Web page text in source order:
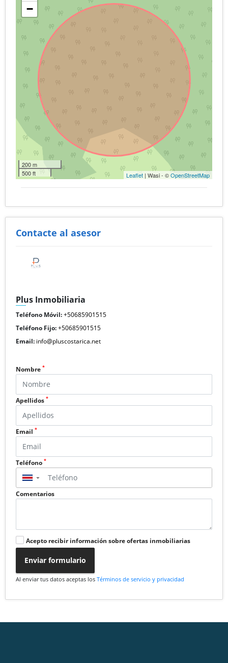
−
200 m
500 ft
Leaflet | Wasi - ©OpenStreetMap
Contacte al asesor
Plus Inmobiliaria
Teléfono Móvil:+50685901515
Teléfono Fijo:+50685901515
Email: info@pluscostarica.net
Nombre *
Apellidos *
Email *
Teléfono *
▼
Comentarios
Acepto recibir información sobre ofertas inmobiliarias
Enviar formulario
Al enviar tus datos aceptas los Términos de servicio y privacidad